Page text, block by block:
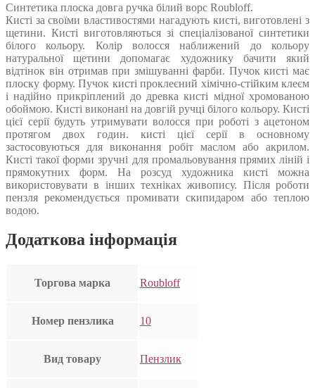
Синтетика плоска довга ручка білий ворс Roubloff.
Кисті за своїми властивостями нагадують кисті, виготовлені з
щетини. Кисті виготовляються зі спеціалізованої синтетики
білого кольору. Колір волосся наближений до кольору
натуральної щетини допомагає художнику бачити який
відтінок він отримав при змішуванні фарби. Пучок кисті має
плоску форму. Пучок кисті проклеєний хімічно-стійким клеєм
і надійно прикріплений до древка кисті мідної хромованою
обоймою. Кисті виконані на довгій ручці білого кольору. Кисті
цієї серії будуть утримувати волосся при роботі з ацетоном
протягом двох годин. кисті цієї серії в основному
застосовуються для виконання робіт маслом або акрилом.
Кисті такої форми зручні для промальовування прямих ліній і
прямокутних форм. На розсуд художника кисті можна
використовувати в інших техніках живопису. Після роботи
пензля рекомендується промивати скипидаром або теплою
водою.
Додаткова інформація
Торгова марка Roubloff
Номер пензлика 10
Вид товару Пензлик